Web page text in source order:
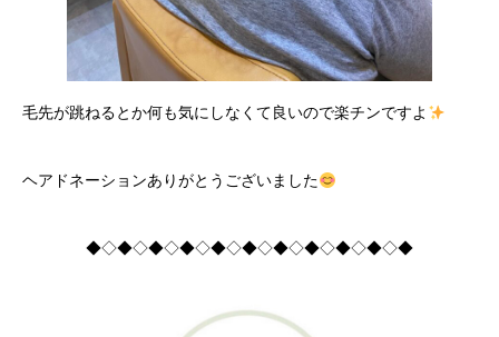
毛先が跳ねるとか何も気にしなくて良いので楽チンですよ
ヘアドネーションありがとうございました
◆◇◆◇◆◇◆◇◆◇◆◇◆◇◆◇◆◇◆◇◆